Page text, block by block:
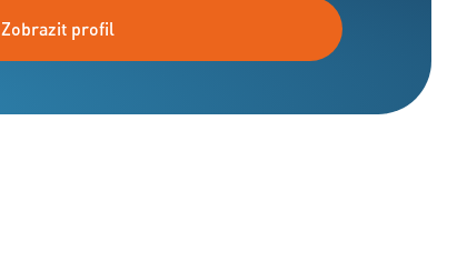
Zobrazit profil